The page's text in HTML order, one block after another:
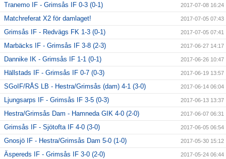
Tranemo IF - Grimsås IF 0-3 (0-1) 2017-07-08 16:24
Matchreferat X2 för damlaget! 2017-07-05 07:43
Grimsås IF - Redvägs FK 1-3 (0-1) 2017-07-05 07:41
Marbäcks IF - Grimsås IF 3-8 (2-3) 2017-06-27 14:17
Dannike IK - Grimsås IF 1-1 (0-1) 2017-06-26 10:47
Hällstads IF - Grimsås IF 0-7 (0-3) 2017-06-19 13:57
SGoIF/RÅS LB - Hestra/Grimsås (dam) 4-1 (3-0) 2017-06-14 06:04
Ljungsarps IF - Grimsås IF 3-5 (0-3) 2017-06-13 13:37
Hestra/Grimsås Dam - Hamneda GIK 4-0 (2-0) 2017-06-07 06:31
Grimsås IF - Sjötofta IF 4-0 (3-0) 2017-06-05 06:54
Gnosjö IF - Hestra/Grimsås Dam 5-0 (1-0) 2017-05-30 15:12
Äspereds IF - Grimsås IF 3-0 (2-0) 2017-05-24 06:44